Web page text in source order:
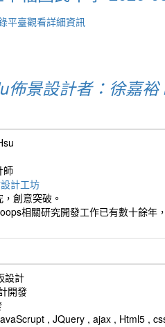
平臺觀看詳細資訊
佈景設計者：徐嘉裕
師
計工坊
創意突破。
相關研究開發工作已有數十餘
設計
開發
, JQuery , ajax , Html5 ,